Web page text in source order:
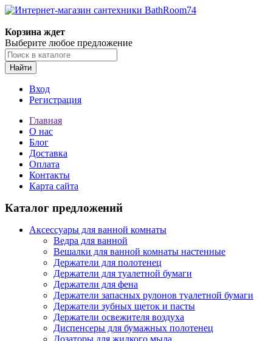
Корзина ждет
Выберите любое предложение
Найти
Вход
Регистрация
Главная
О нас
Блог
Доставка
Оплата
Контакты
Карта сайта
Каталог предложений
Аксессуары для ванной комнаты
Ведра для ванной
Вешалки для ванной комнаты настенные
Держатели для полотенец
Держатели для туалетной бумаги
Держатели для фена
Держатели запасных рулонов туалетной бумаги
Держатели зубных щеток и пасты
Держатели освежителя воздуха
Диспенсеры для бумажных полотенец
Дозаторы для жидкого мыла